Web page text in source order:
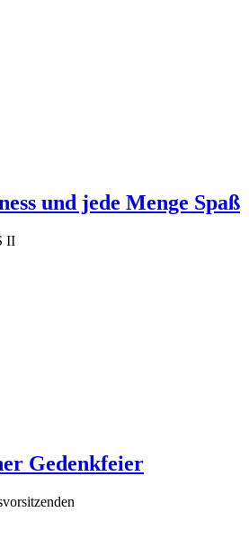
und jede Menge Spaß
II
Gedenkfeier